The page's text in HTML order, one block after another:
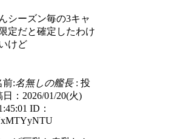
シーズン毎の3キャ
定だと確定したわけ
けど
前:名無しの艦長: 投
日：2026/01/20(火)
ID：